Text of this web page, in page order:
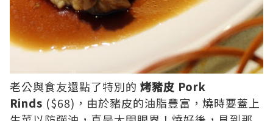
老公與食友還點了特別的 烤豬皮 Pork
Rinds ($68)，由於豬皮的油脂豐富，燒時要蓋上